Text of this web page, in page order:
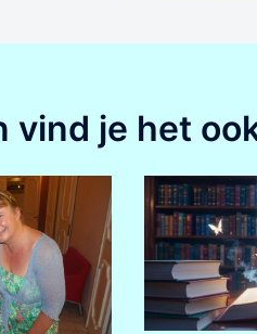
vind je het